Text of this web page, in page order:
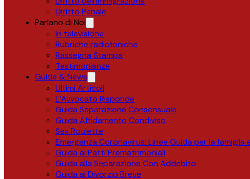
Diritto Penale
Parlano di Noi
In televisione
Rubriche radiofoniche
Rassegna Stampa
Testimonianze
Guide & News
Ultimi Articoli
L’Avvocato Risponde
Guida Separazione Consensuale
Guida Affidamento Condiviso
Sex Roulette
Emergenza Coronavirus: Linee Guida per la famiglia
Guida ai Patti Prematrimoniali
Guida alla Separazione Con Addebito
Guida al Divorzio Breve